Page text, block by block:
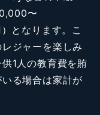
〜
となります。こ
ジャーを楽しみ
1人の教育費を賄
る場合は家計が